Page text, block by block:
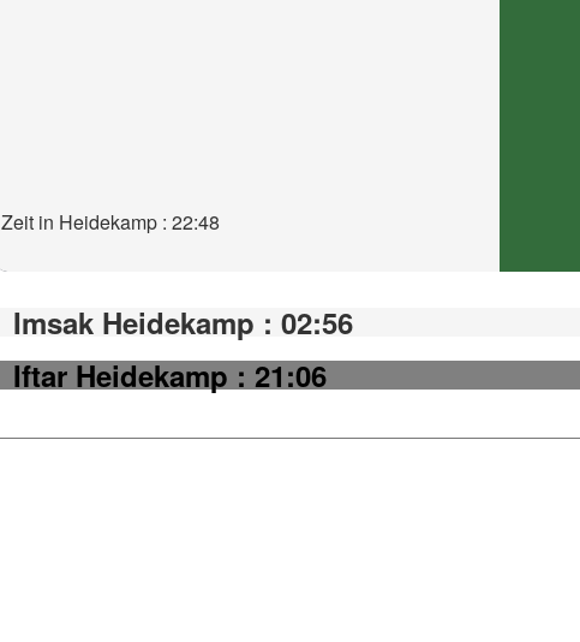
Zeit in Heidekamp : 22:48
Imsak Heidekamp : 02:56
Iftar Heidekamp : 21:06